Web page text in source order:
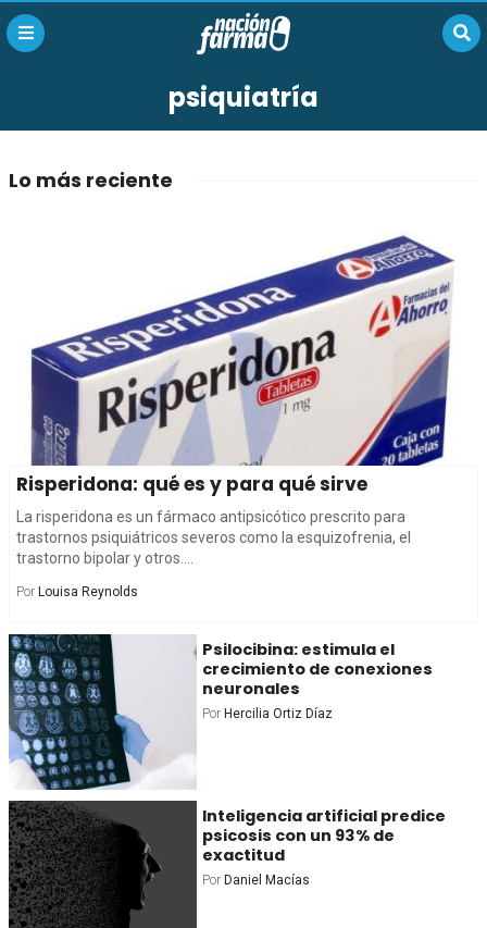
psiquiatría
Lo más reciente
Risperidona: qué es y para qué sirve
La risperidona es un fármaco antipsicótico prescrito para
trastornos psiquiátricos severos como la esquizofrenia, el
trastorno bipolar y otros....
Por Louisa Reynolds
Psilocibina: estimula el
crecimiento de conexiones
neuronales
Por Hercilia Ortiz Díaz
Inteligencia artificial predice
psicosis con un 93% de
exactitud
Por Daniel Macías